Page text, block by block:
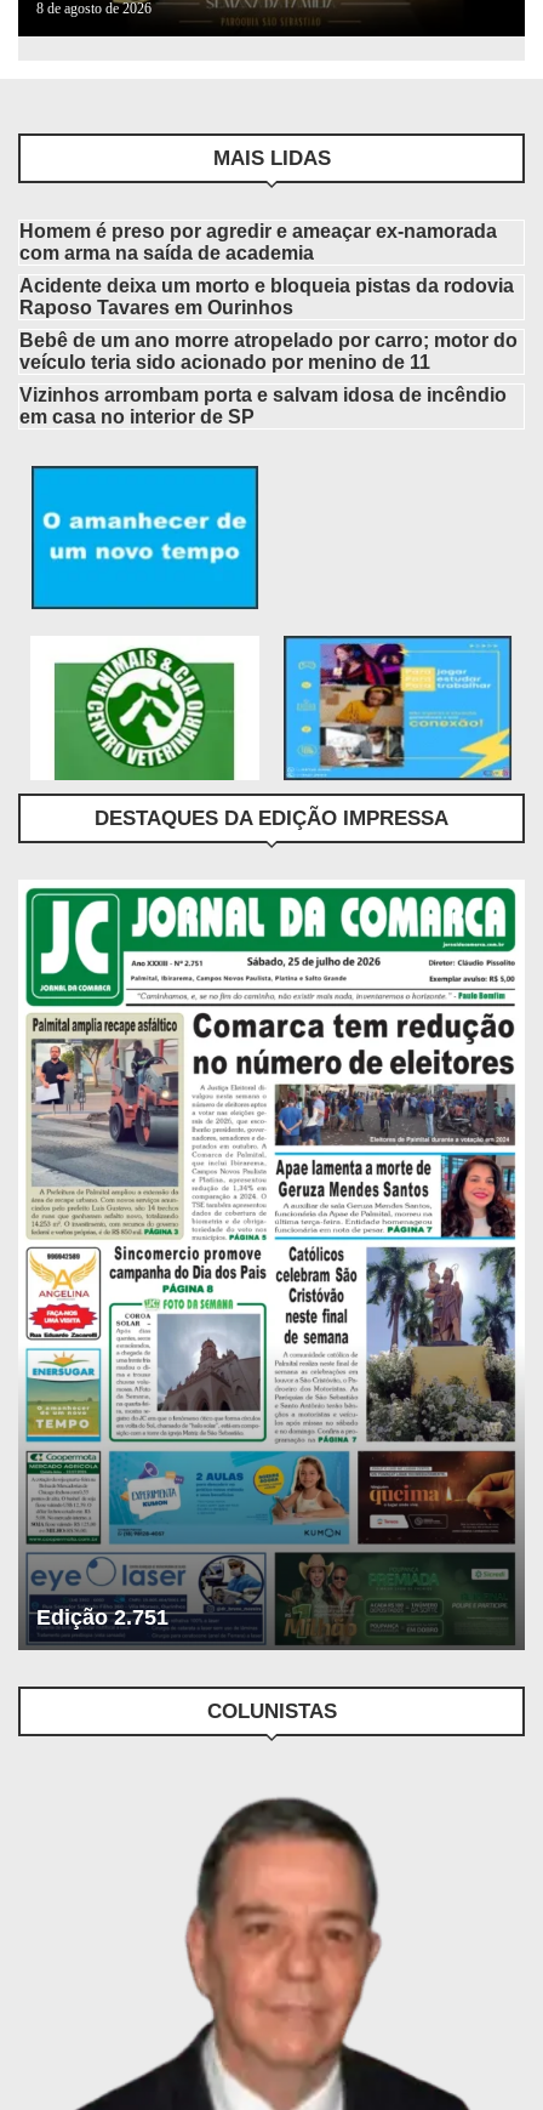
8 de agosto de 2026
MAIS LIDAS
Homem é preso por agredir e ameaçar ex-namorada
com arma na saída de academia
Acidente deixa um morto e bloqueia pistas da rodovia
Raposo Tavares em Ourinhos
Bebê de um ano morre atropelado por carro; motor do
veículo teria sido acionado por menino de 11
Vizinhos arrombam porta e salvam idosa de incêndio
em casa no interior de SP
DESTAQUES DA EDIÇÃO IMPRESSA
Edição 2.751
COLUNISTAS